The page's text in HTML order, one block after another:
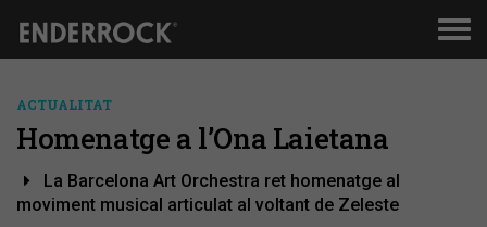
ACTUALITAT
Homenatge a l’Ona Laietana
La Barcelona Art Orchestra ret homenatge al
moviment musical articulat al voltant de Zeleste